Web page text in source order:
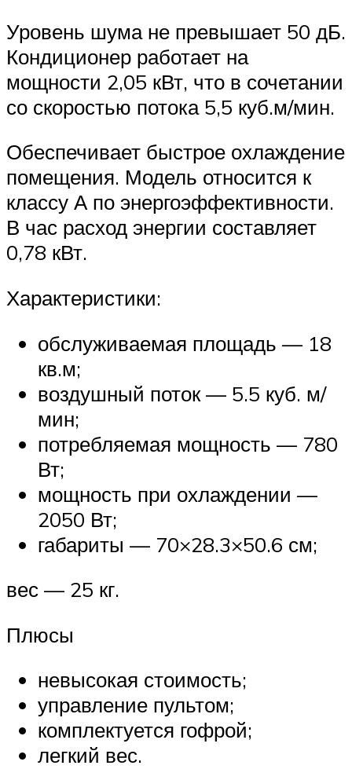
Уровень шума не превышает 50 дБ.
Кондиционер работает на
мощности 2,05 кВт, что в сочетании
со скоростью потока 5,5 куб.м/мин.
Обеспечивает быстрое охлаждение
помещения. Модель относится к
классу А по энергоэффективности.
В час расход энергии составляет
0,78 кВт.
Характеристики:
обслуживаемая площадь — 18
кв.м;
воздушный поток — 5.5 куб. м/
мин;
потребляемая мощность — 780
Вт;
мощность при охлаждении —
2050 Вт;
габариты — 70×28.3×50.6 см;
вес — 25 кг.
Плюсы
невысокая стоимость;
управление пультом;
комплектуется гофрой;
легкий вес.